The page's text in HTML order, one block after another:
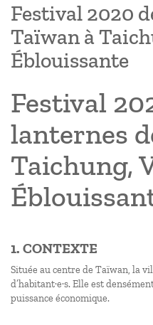
Festival 2020
Taïwan à
Éblouissante
Festival
lanternes
Taichung,
1. CONTEXTE
Située au centre de Taïwan, la
d’habitant·e·s. Elle est
puissance économique.